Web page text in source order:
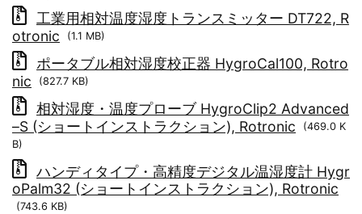
工業用相対温度湿度トランスミッター DT722, R
otronic
(1.1 MB)
ポータブル相対湿度校正器 HygroCal100, Rotro
nic
(827.7 KB)
相対湿度・温度プローブ HygroClip2 Advanced
–S (ショートインストラクション), Rotronic
(469.0 K
B)
ハンディタイプ・高精度デジタル温湿度計 Hygr
oPalm32 (ショートインストラクション), Rotronic
(743.6 KB)